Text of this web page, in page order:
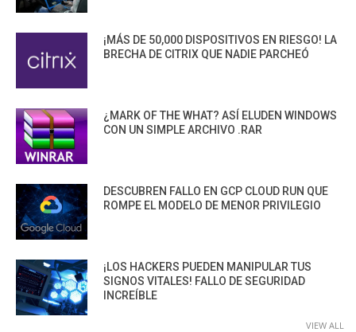
¡MÁS DE 50,000 DISPOSITIVOS EN RIESGO! LA
BRECHA DE CITRIX QUE NADIE PARCHEÓ
¿MARK OF THE WHAT? ASÍ ELUDEN WINDOWS
CON UN SIMPLE ARCHIVO .RAR
DESCUBREN FALLO EN GCP CLOUD RUN QUE
ROMPE EL MODELO DE MENOR PRIVILEGIO
¡LOS HACKERS PUEDEN MANIPULAR TUS
SIGNOS VITALES! FALLO DE SEGURIDAD
INCREÍBLE
VIEW ALL